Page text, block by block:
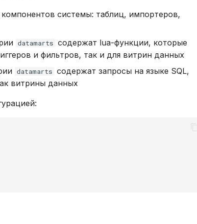
системы: таблиц, импортеров,
datamarts содержат lua-функции, которые
и фильтров, так и для витрин данных
datamarts содержат запросы на языке SQL,
витрины данных